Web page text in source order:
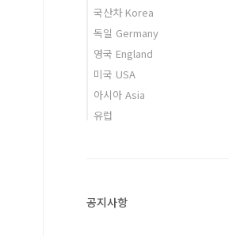
국산차 Korea
독일 Germany
영국 England
미국 USA
아시아 Asia
유럽
공지사항